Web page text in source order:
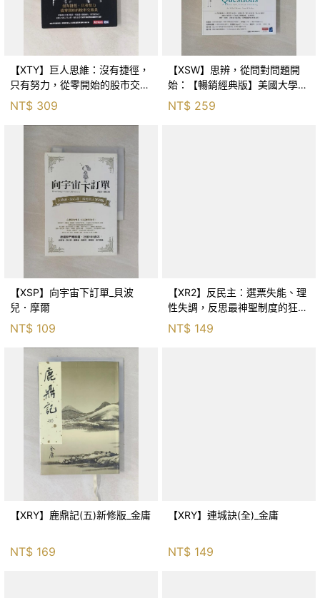
【XTY】巨人思維：沒有捷徑，
只有努力，從零開始的股市交易
員_巨人傑
NT$ 309
【XSW】思辨，從問對問題開
始：【暢銷經典版】美國大學邏
輯思考聖經_尼爾．布朗, 史都
華．基里, 羅耀宗, 蔡宏明, 黃賓
NT$ 259
【XSP】向宇宙下訂單_貝波
兒．摩爾
NT$ 109
【XR2】反民主：選票失能、理
性失調，反思最神聖制度的狂亂
NT$ 149
【XRY】鹿鼎記(五)新修版_金庸
NT$ 169
【XRY】連城訣(全)_金庸
NT$ 149